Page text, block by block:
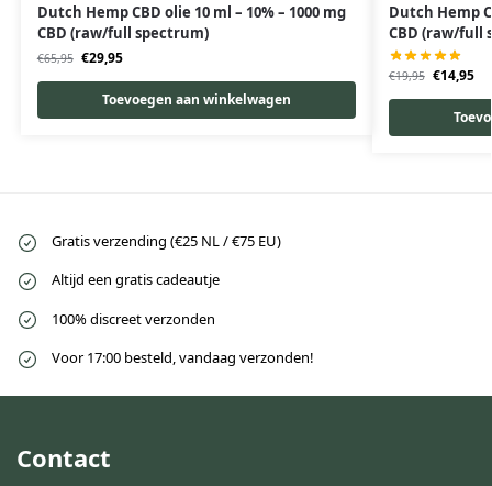
Dutch Hemp CBD olie 10 ml – 10% – 1000 mg
CBD (raw/full spectrum)
€65,95 €29,95
Toevoegen aan winkelwagen
Dutch Hemp
CBD (raw/full
€19,95 €14,95
Gratis verzending (€25 NL / €75 EU)
Altijd een gratis cadeautje
100% discreet verzonden
Voor 17:00 besteld, vandaag verzonden!
Contact